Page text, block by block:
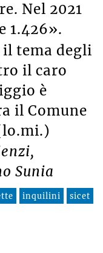
Nel 2021
1.426».
tema degli
il caro
è
il Comune
Sunia
inquilini
sicet